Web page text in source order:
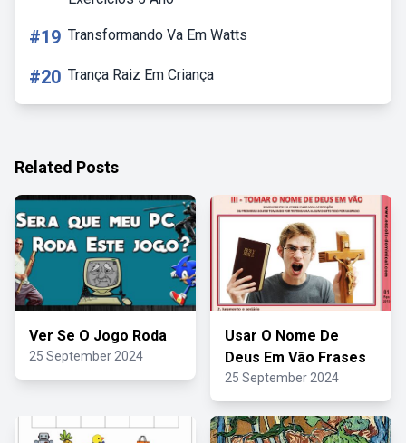
#19 Transformando Va Em Watts
#20 Trança Raiz Em Criança
Related Posts
Ver Se O Jogo Roda
25 September 2024
Usar O Nome De
Deus Em Vão Frases
25 September 2024